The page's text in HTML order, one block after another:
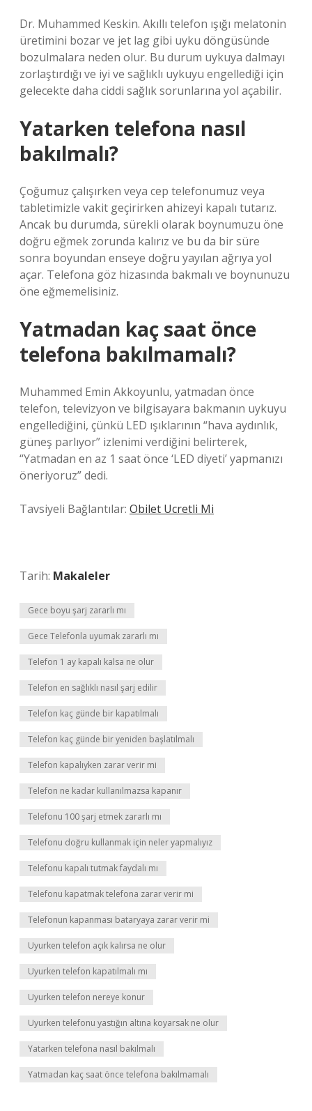
Dr. Muhammed Keskin. Akıllı telefon ışığı melatonin
üretimini bozar ve jet lag gibi uyku döngüsünde
bozulmalara neden olur. Bu durum uykuya dalmayı
zorlaştırdığı ve iyi ve sağlıklı uykuyu engellediği için
gelecekte daha ciddi sağlık sorunlarına yol açabilir.
Yatarken telefona nasıl
bakılmalı?
Çoğumuz çalışırken veya cep telefonumuz veya
tabletimizle vakit geçirirken ahizeyi kapalı tutarız.
Ancak bu durumda, sürekli olarak boynumuzu öne
doğru eğmek zorunda kalırız ve bu da bir süre
sonra boyundan enseye doğru yayılan ağrıya yol
açar. Telefona göz hizasında bakmalı ve boynunuzu
öne eğmemelisiniz.
Yatmadan kaç saat önce
telefona bakılmamalı?
Muhammed Emin Akkoyunlu, yatmadan önce
telefon, televizyon ve bilgisayara bakmanın uykuyu
engellediğini, çünkü LED ışıklarının “hava aydınlık,
güneş parlıyor” izlenimi verdiğini belirterek,
“Yatmadan en az 1 saat önce ‘LED diyeti’ yapmanızı
öneriyoruz” dedi.
Tavsiyeli Bağlantılar: Obilet Ucretli Mi
Tarih: Makaleler
Gece boyu şarj zararlı mı
Gece Telefonla uyumak zararlı mı
Telefon 1 ay kapalı kalsa ne olur
Telefon en sağlıklı nasıl şarj edilir
Telefon kaç günde bir kapatılmalı
Telefon kaç günde bir yeniden başlatılmalı
Telefon kapalıyken zarar verir mi
Telefon ne kadar kullanılmazsa kapanır
Telefonu 100 şarj etmek zararlı mı
Telefonu doğru kullanmak için neler yapmalıyız
Telefonu kapalı tutmak faydalı mı
Telefonu kapatmak telefona zarar verir mi
Telefonun kapanması bataryaya zarar verir mi
Uyurken telefon açık kalırsa ne olur
Uyurken telefon kapatılmalı mı
Uyurken telefon nereye konur
Uyurken telefonu yastığın altına koyarsak ne olur
Yatarken telefona nasıl bakılmalı
Yatmadan kaç saat önce telefona bakılmamalı